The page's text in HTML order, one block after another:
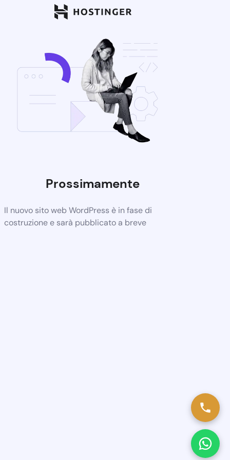
Prossimamente
Il nuovo sito web WordPress è in fase di
costruzione e sarà pubblicato a breve